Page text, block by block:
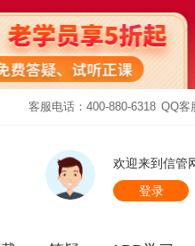
客服电话：400-880-6318 QQ客
欢迎来到信管
登录